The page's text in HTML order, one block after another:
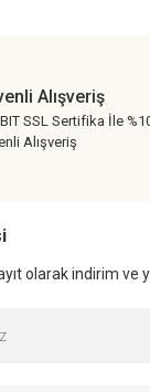
farklı alternatifler
Alışveriş
SSL Sertifika İle
Alışveriş
olarak indirim